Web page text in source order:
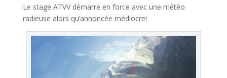
Le stage ATVV démarre en force avec une météo
radieuse alors qu’annoncée médiocre!